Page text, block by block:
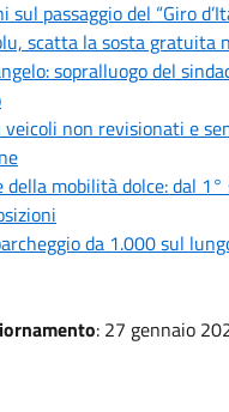
sul passaggio del “Giro
scatta la sosta gratuita
sopralluogo del
non revisionati e
della mobilità dolce: dal
da 1.000 sul
: 27 gennaio